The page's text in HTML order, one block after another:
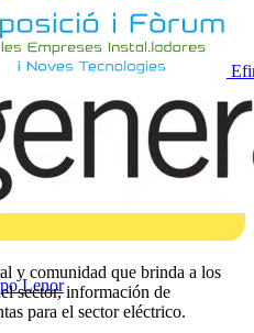
Lenor
y comunidad que brinda a los
sector, información de
para el sector eléctrico.